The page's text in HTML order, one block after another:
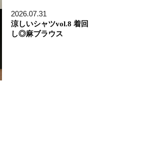
2026.07.31
涼しいシャツvol.8 着回
し◎麻ブラウス